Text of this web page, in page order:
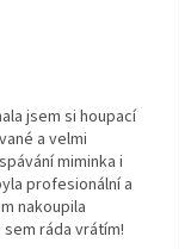
jsem si houpací
a velmi
miminka i
profesionální a
nakoupila
ráda vrátím!